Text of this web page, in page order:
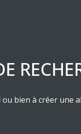
bien à créer une